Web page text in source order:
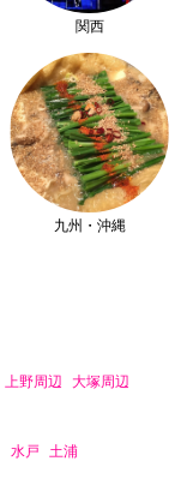
関西
九州・沖縄
上野周辺 大塚周辺
水戸 土浦